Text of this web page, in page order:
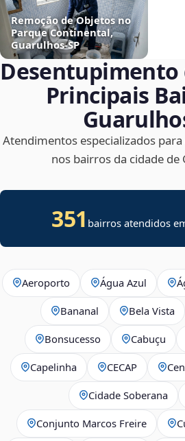
Remoção de Objetos no
Parque Continental,
Guarulhos‑SP
Desentupimento
Principais
Atendimentos especializados
nos bairros da cidade de
351 bairros atendidos
Aeroporto Água Azul
Bananal Bela Vista
Bonsucesso Cabuçu
Capelinha CECAP
Cidade Soberana
Conjunto Marcos Freire